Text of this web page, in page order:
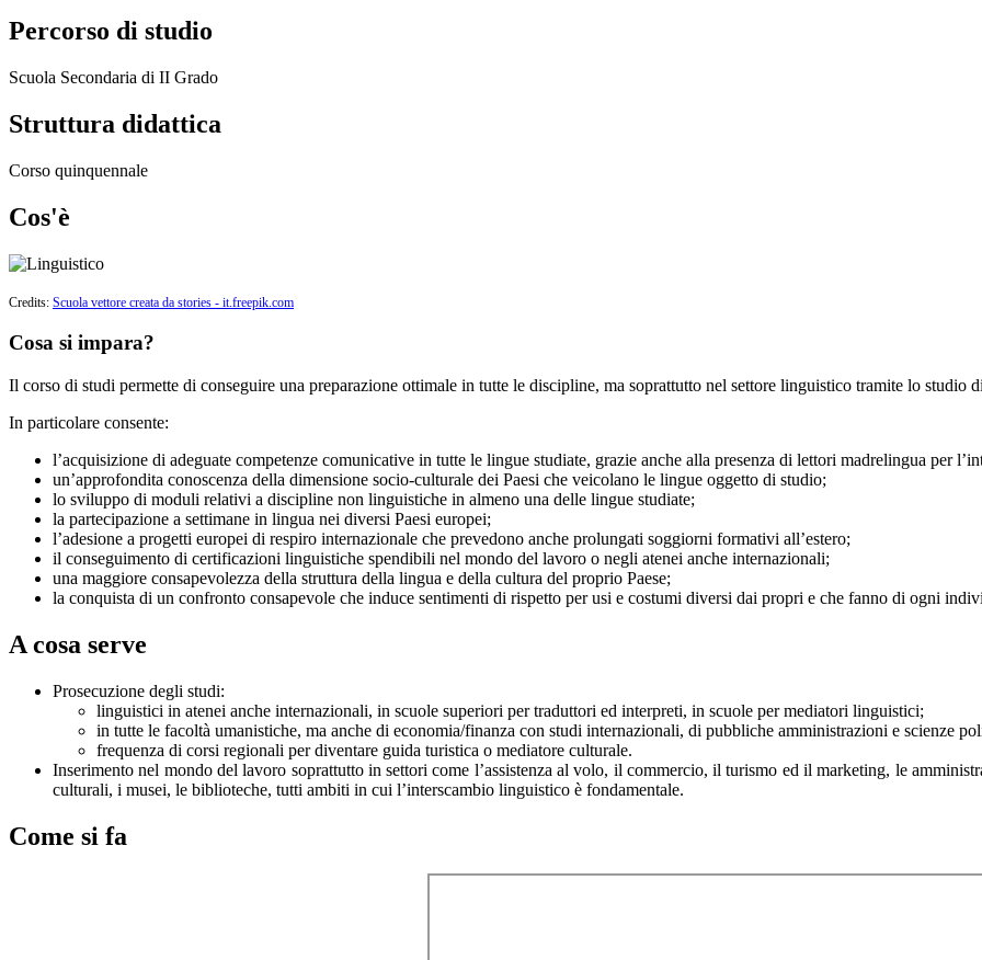
Percorso di studio
Scuola Secondaria di II Grado
Struttura didattica
Corso quinquennale
Cos'è
Credits: Scuola vettore creata da stories - it.freepik.com
Cosa si impara?
Il corso di studi permette di conseguire una preparazione ottimale in tutte le discipline, ma soprattutto nel settore linguistico tramite lo studio
In particolare consente:
l’acquisizione di adeguate competenze comunicative in tutte le lingue studiate, grazie anche alla presenza di lettori madrelingua per
un’approfondita conoscenza della dimensione socio-culturale dei Paesi che veicolano le lingue oggetto di studio;
lo sviluppo di moduli relativi a discipline non linguistiche in almeno una delle lingue studiate;
la partecipazione a settimane in lingua nei diversi Paesi europei;
l’adesione a progetti europei di respiro internazionale che prevedono anche prolungati soggiorni formativi all’estero;
il conseguimento di certificazioni linguistiche spendibili nel mondo del lavoro o negli atenei anche internazionali;
una maggiore consapevolezza della struttura della lingua e della cultura del proprio Paese;
la conquista di un confronto consapevole che induce sentimenti di rispetto per usi e costumi diversi dai propri e che fanno di ogni
A cosa serve
Prosecuzione degli studi:
linguistici in atenei anche internazionali, in scuole superiori per traduttori ed interpreti, in scuole per mediatori linguistici;
in tutte le facoltà umanistiche, ma anche di economia/finanza con studi internazionali, di pubbliche amministrazioni e scienze
frequenza di corsi regionali per diventare guida turistica o mediatore culturale.
Inserimento nel mondo del lavoro soprattutto in settori come l’assistenza al volo, il commercio, il turismo ed il marketing, le
culturali, i musei, le biblioteche, tutti ambiti in cui l’interscambio linguistico è fondamentale.
Come si fa